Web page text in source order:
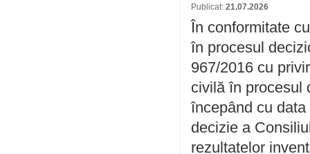
Publicat: 21.07.2026
În conformitate
în procesul
967/2016 cu
civilă în procesul
începând cu
decizie a
rezultatelor